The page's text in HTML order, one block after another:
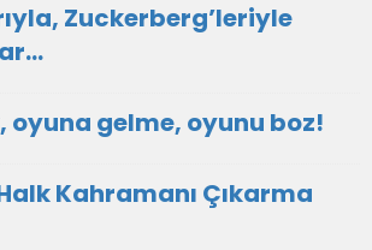
Zuckerberg’leriyle
oyuna gelme, oyunu boz!
Kahramanı Çıkarma